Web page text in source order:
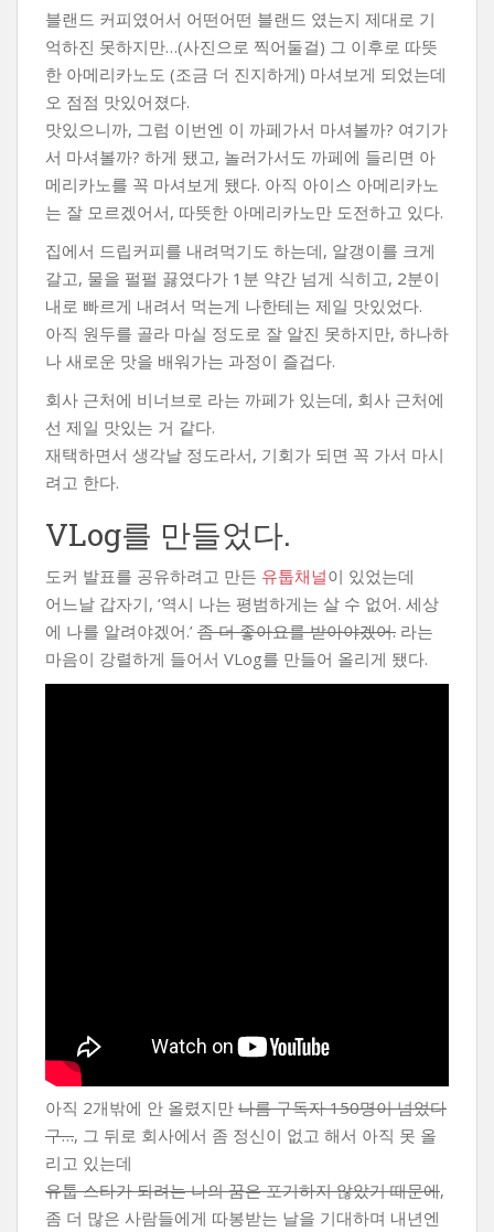
블랜드 커피였어서 어떤어떤 블랜드 였는지 제대로 기
억하진 못하지만…(사진으로 찍어둘걸) 그 이후로 따뜻
한 아메리카노도 (조금 더 진지하게) 마셔보게 되었는데
오 점점 맛있어졌다.
맛있으니까, 그럼 이번엔 이 까페가서 마셔볼까? 여기가
서 마셔볼까? 하게 됐고, 놀러가서도 까페에 들리면 아
메리카노를 꼭 마셔보게 됐다. 아직 아이스 아메리카노
는 잘 모르겠어서, 따뜻한 아메리카노만 도전하고 있다.
집에서 드립커피를 내려먹기도 하는데, 알갱이를 크게
갈고, 물을 펄펄 끓였다가 1분 약간 넘게 식히고, 2분이
내로 빠르게 내려서 먹는게 나한테는 제일 맛있었다.
아직 원두를 골라 마실 정도로 잘 알진 못하지만, 하나하
나 새로운 맛을 배워가는 과정이 즐겁다.
회사 근처에 비너브로 라는 까페가 있는데, 회사 근처에
선 제일 맛있는 거 같다.
재택하면서 생각날 정도라서, 기회가 되면 꼭 가서 마시
려고 한다.
VLog를 만들었다.
도커 발표를 공유하려고 만든 유툽채널이 있었는데
어느날 갑자기, ‘역시 나는 평범하게는 살 수 없어. 세상
에 나를 알려야겠어.’ 좀 더 좋아요를 받아야겠어. 라는
마음이 강렬하게 들어서 VLog를 만들어 올리게 됐다.
아직 2개밖에 안 올렸지만 나름 구독자 150명이 넘었다
구…, 그 뒤로 회사에서 좀 정신이 없고 해서 아직 못 올
리고 있는데
유툽 스타가 되려는 나의 꿈은 포기하지 않았기 때문에,
좀 더 많은 사람들에게 따봉받는 날을 기대하며 내년엔